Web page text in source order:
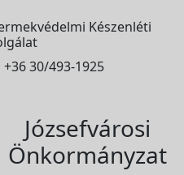
Készenléti
+36 30/493-1925
Józsefvárosi
Önkormányzat